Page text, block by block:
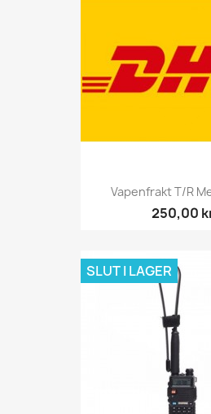
Vapenfrakt T/R
250,00
SLUT I LAGER